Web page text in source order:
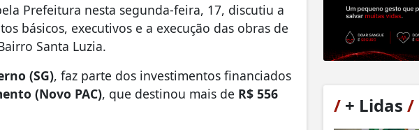
Prefeitura nesta segunda-feira, 17, discutiu a
básicos, executivos e a execução das obras de
Santa Luzia.
(SG), faz parte dos investimentos financiados
(Novo PAC), que destinou mais de R$ 556
/+ Lidas /